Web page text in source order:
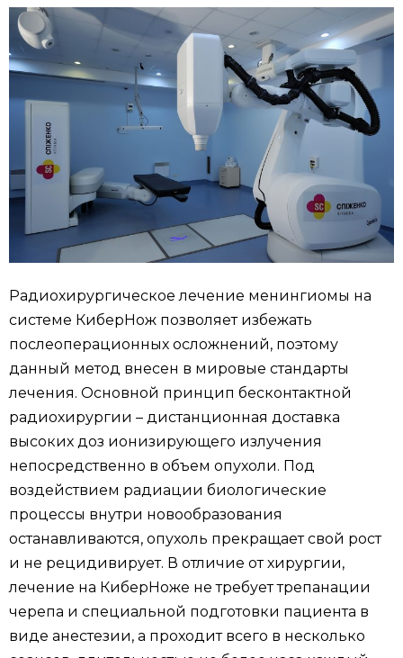
Радиохирургическое лечение менингиомы на
системе КиберНож позволяет избежать
послеоперационных осложнений, поэтому
данный метод внесен в мировые стандарты
лечения. Основной принцип бесконтактной
радиохирургии – дистанционная доставка
высоких доз ионизирующего излучения
непосредственно в объем опухоли. Под
воздействием радиации биологические
процессы внутри новообразования
останавливаются, опухоль прекращает свой рост
и не рецидивирует. В отличие от хирургии,
лечение на КиберНоже не требует трепанации
черепа и специальной подготовки пациента в
виде анестезии, а проходит всего в несколько